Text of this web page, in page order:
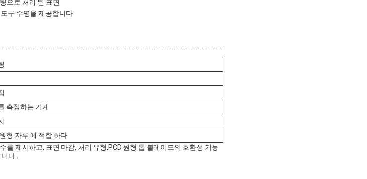
으로 처리 된 표면
구 수명을 제공합니다
측정하는 기계
형 자루 에 적합 하다
를 제시하고, 표면 마감, 처리 유형,PCD 원형 톱 블레이드의 호환성 기능
다..